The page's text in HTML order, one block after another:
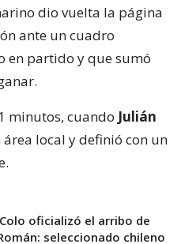
dio vuelta la página
ante un cuadro
en partido y que sumó
minutos, cuando Julián
local y definió con un
oficializó el arribo de
seleccionado chileno